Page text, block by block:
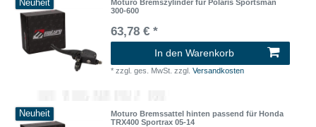
Neuheit
Moturo Bremszylinder für Polaris Sportsman
300-600
63,78 € *
In den Warenkorb
*zzgl. ges. MwSt. zzgl.Versandkosten
Neuheit
Moturo Bremssattel hinten passend für Honda
TRX400 Sportrax 05-14